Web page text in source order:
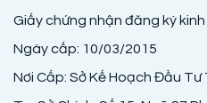
Giấy chứng nhận đăng ký
Ngày cấp: 10/03/2015
Nơi Cấp: Sở Kế Hoạch Đầu Tư